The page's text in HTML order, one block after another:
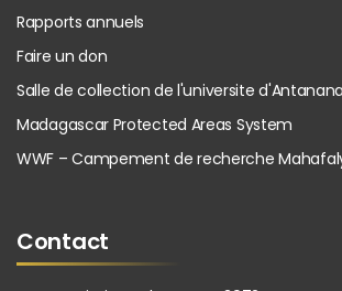
Rapports annuels
Faire un don
Salle de collection de l'universite
Madagascar Protected Areas System
WWF – Campement de recherche
Contact